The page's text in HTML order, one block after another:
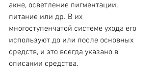
акне, осветление пигментации,
питание или др. В их
многоступенчатой системе ухода его
используют до или после основных
средств, и это всегда указано в
описании средства.